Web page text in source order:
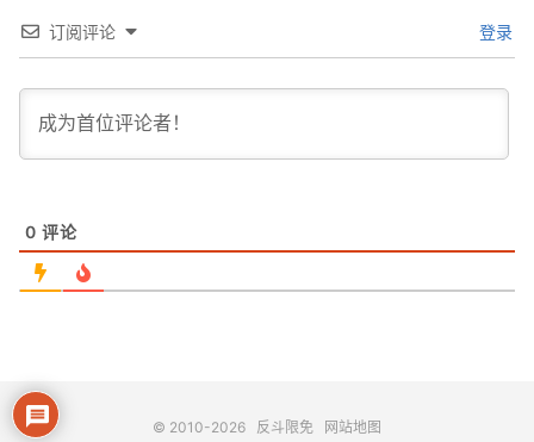
订阅评论 登录
0 评论
© 2010-2026 反斗限免 网站地图